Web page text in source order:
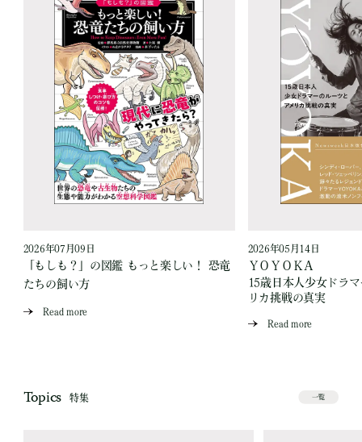
2026年07月09日
「もしも？」の図鑑 もっと楽しい！ 恐竜
たちの飼い方
Read more
2026年05月14日
ＹＯＹＯＫＡ
15歳日本人少女ドラ
リカ挑戦の真実
Read more
Topics 特集 一覧